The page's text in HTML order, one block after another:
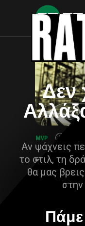
Δεν
Αν ψάχνεις
το στιλ, τη
θα μας